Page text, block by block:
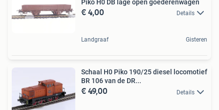
Piko H0 DB lage open goederenwagen
€ 4,00 Details
Landgraaf Gisteren
Schaal H0 Piko 190/25 diesel locomotief
BR 106 van de DR...
€ 49,00 Details